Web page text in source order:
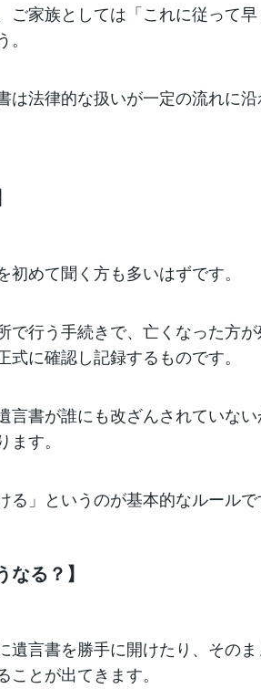
ご家族としては「これに従って早
は法律的な扱いが一定の流れに
初めて聞く方も多いはずです。
で行う手続きで、亡くなった方
に確認し記録するものです。
言書が誰にも改ざんされていな
す。
る」というのが基本的なルールで
なる？】
遺言書を勝手に開けたり、その
とが出てきます。